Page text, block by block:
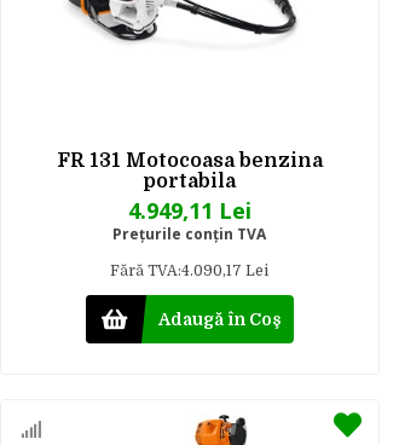
FR 131 Motocoasa benzina
portabila
4.949,11 Lei
Preţurile conţin TVA
Fără TVA:4.090,17 Lei
Adaugă în Coş